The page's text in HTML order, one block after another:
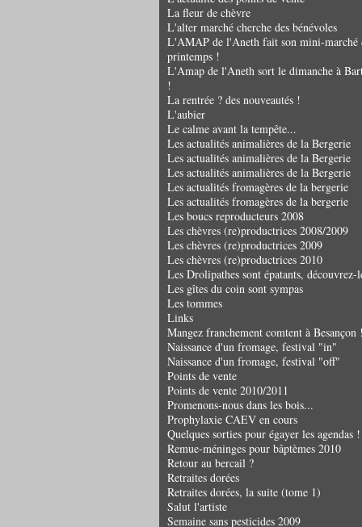
La fleur de chèvre
L'alter marché cherche des bénévoles
L'AMAP de l'Aneth fait son mini-marché
printemps !
L'Amap de l'Aneth sort le dimanche à
!
La rentrée ? des nouveautés !
L'aubier
Le calme avant la tempête...
Les actualités animalières de la Bergerie
Les actualités animalières de la Bergerie
Les actualités animalières de la Bergerie
Les actualités fromagères de la bergerie
Les actualités fromagères de la bergerie
Les boucs reproducteurs 2008
Les chèvres (re)productrices 2008/2009
Les chèvres (re)productrices 2009
Les chèvres (re)productrices 2010
Les Drolipathes sont épatants, découvrez-
Les gîtes du coin sont sympas
Les tommes
Links
Mangez franchement comtent à Besançon !
Naissance d'un fromage, festival "in"
Naissance d'un fromage, festival "off"
Points de vente
Points de vente 2010/2011
Promenons-nous dans les bois...
Prophylaxie CAEV en cours
Quelques sorties pour égayer les agendas !
Remue-méninges pour bâptèmes 2010
Retour au bercail ?
Retraites dorées
Retraites dorées, la suite (tome 1)
Salut l'artiste
Semaine sans pesticides 2009